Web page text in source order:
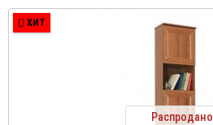
ХИТ
Распродано